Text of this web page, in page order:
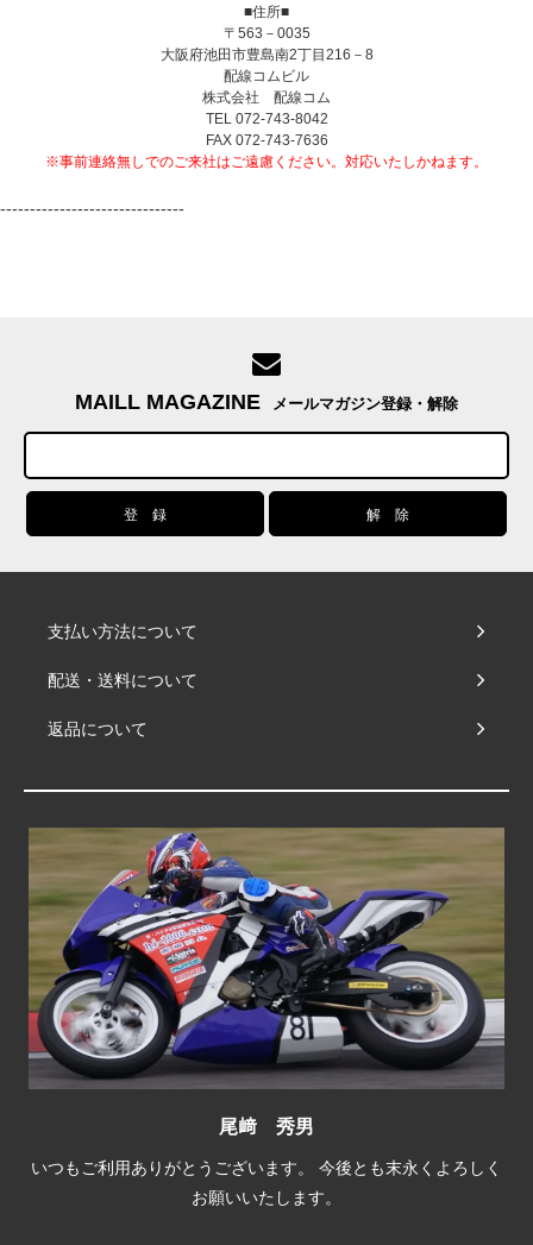
■住所■
〒563－0035
大阪府池田市豊島南2丁目216－8
配線コムビル
株式会社 配線コム
TEL 072-743-8042
FAX 072-743-7636
※事前連絡無しでのご来社はご遠慮ください。対応いたしかねます。
-------------------------------
MAILL MAGAZINE メールマガジン登録・解除
支払い方法について
配送・送料について
返品について
尾﨑 秀男
いつもご利用ありがとうございます。 今後とも末永くよろしく
お願いいたします。